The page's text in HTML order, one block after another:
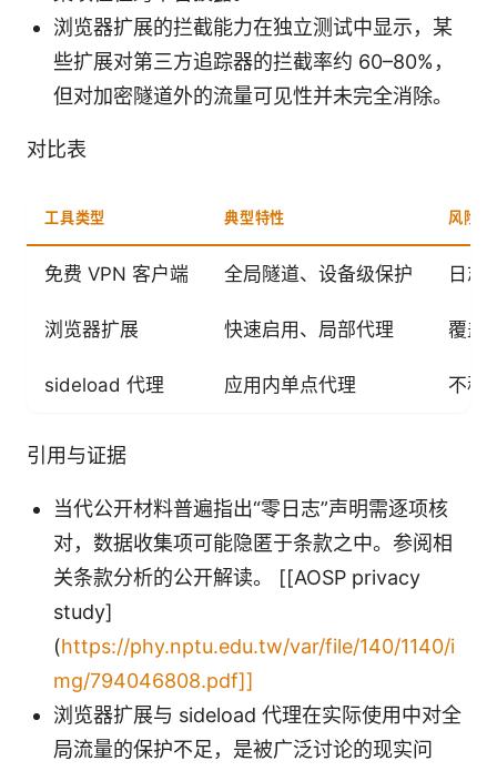
浏览器扩展的拦截能力在独立测试中显示，某
些扩展对第三方追踪器的拦截率约 60–80%，
但对加密隧道外的流量可见性并未完全消除。
对比表
工具类型 典型特性 风险/
免费 VPN 客户端 全局隧道、设备级保护 日志
浏览器扩展 快速启用、局部代理 覆盖
sideload 代理 应用内单点代理 不稳
引用与证据
当代公开材料普遍指出“零日志”声明需逐项核
对，数据收集项可能隐匿于条款之中。参阅相
关条款分析的公开解读。 [[AOSP privacy
study]
(https://phy.nptu.edu.tw/var/file/140/1140/i
mg/794046808.pdf]]
浏览器扩展与 sideload 代理在实际使用中对全
局流量的保护不足，是被广泛讨论的现实问